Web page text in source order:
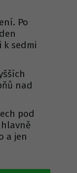
Po
sedmi
nad
pod
a jen